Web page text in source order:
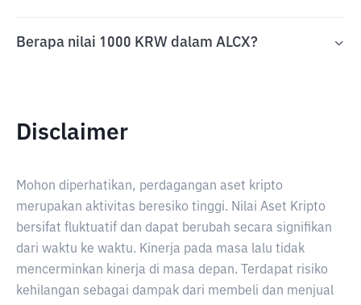
Berapa nilai 1000 KRW dalam ALCX?
Disclaimer
Mohon diperhatikan, perdagangan aset kripto
merupakan aktivitas beresiko tinggi. Nilai Aset Kripto
bersifat fluktuatif dan dapat berubah secara signifikan
dari waktu ke waktu. Kinerja pada masa lalu tidak
mencerminkan kinerja di masa depan. Terdapat risiko
kehilangan sebagai dampak dari membeli dan menjual